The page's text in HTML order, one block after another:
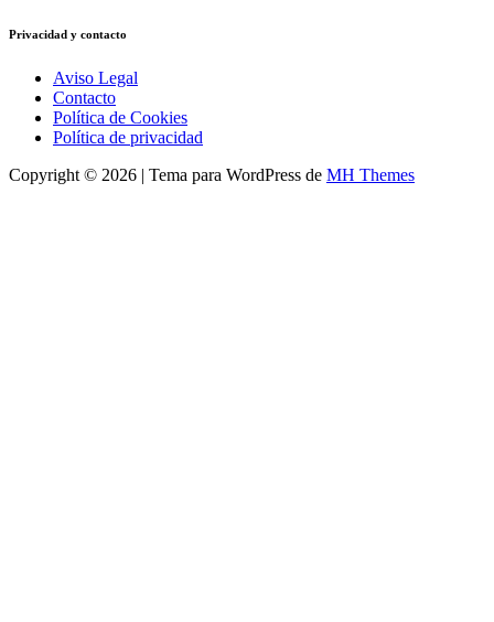
Privacidad y contacto
Aviso Legal
Contacto
Política de Cookies
Política de privacidad
Copyright © 2026 | Tema para WordPress de MH Themes